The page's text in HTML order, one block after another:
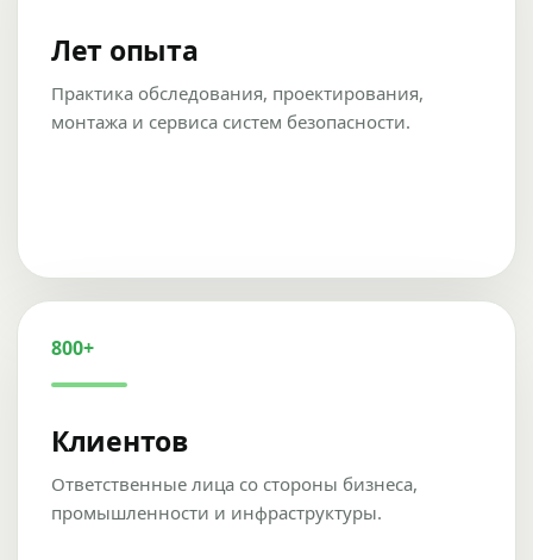
Лет опыта
Практика обследования, проектирования,
монтажа и сервиса систем безопасности.
800+
Клиентов
Ответственные лица со стороны бизнеса,
промышленности и инфраструктуры.